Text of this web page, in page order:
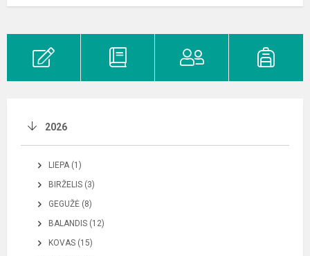
2026
LIEPA (1)
BIRŽELIS (3)
GEGUŽĖ (8)
BALANDIS (12)
KOVAS (15)